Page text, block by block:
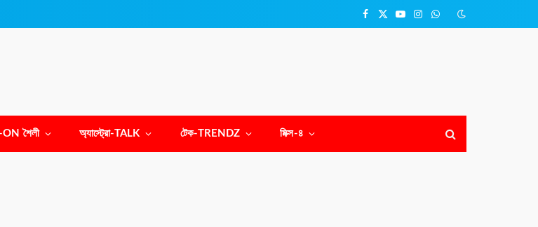
Facebook
X
YouTubeInstagram
WhatsApp
ON শৈলী অ্যাস্ট্রো-TALK টেক-TRENDZ মিক্স-৪